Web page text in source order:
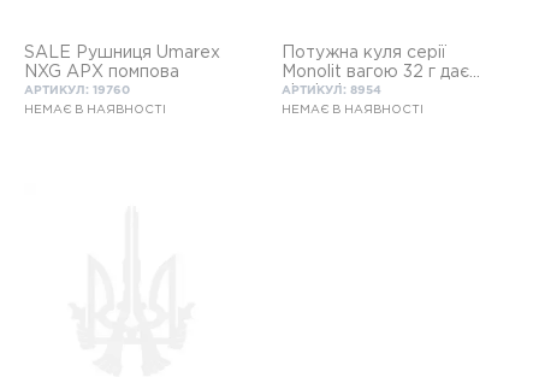
SALE Рушниця Umarex
NXG APX помпова
АРТИКУЛ: 19760
НЕМАЄ В НАЯВНОСТІ
Потужна куля серії
Monolit вагою 32 г дає
відмінні результати в
місцевості, яка особливо
АРТИКУЛ: 8954
НЕМАЄ В НАЯВНОСТІ